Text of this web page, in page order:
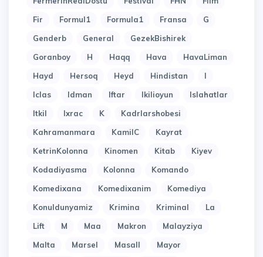
Fir
Formul1 Formula1 Fransa
G
Genderb
General
GezekBishirek
Goranboy
H Haqq Hava
HavaLiman
Hayd
Hersoq Heyd Hindistan
I
Iclas
Idman Iftar Ikilioyun
Islahatlar
Itkil
Ixrac K
Kadrlarshobesi
Kahramanmara
KamilC
Kayrat
KetrinKolonna
Kinomen Kitab
Kiyev
Kodadiyasma
Kolonna
Komando
Komedixana
Komedixanim
Komediya
Konuldunyamiz
Krimina Kriminal
La
Lift
M Maa Makron
Malayziya
Malta
Marsel Masall
Mayor